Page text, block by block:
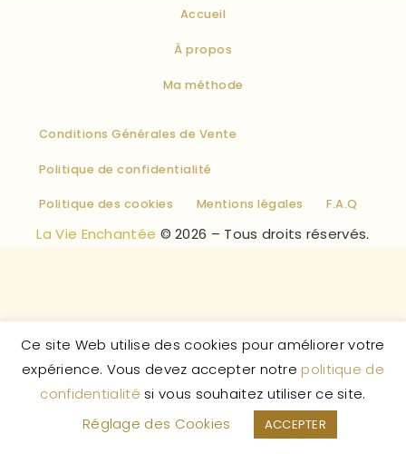
Accueil
À propos
Ma méthode
Conditions Générales de Vente
Politique de confidentialité
Politique des cookies Mentions légales F.A.Q
La Vie Enchantée © 2026 – Tous droits réservés.
Ce site Web utilise des cookies pour améliorer votre
expérience. Vous devez accepter notre politique de
confidentialité si vous souhaitez utiliser ce site.
Réglage des Cookies
ACCEPTER